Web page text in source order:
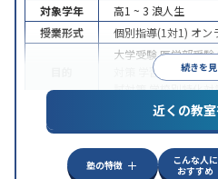
続きを
対象学年 高1 ~ 3 浪人生
授業形式
個別指導(1対1) オン
大学受験医学部受験
学習習慣の定着
試対策学校別特化対
特徴
中高一貫校生に対応
学習にPC・タブ
科目から受講可能
近くの教
塾の特徴
こんな人に
おすすめ